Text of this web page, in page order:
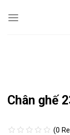
Chân ghế
(0